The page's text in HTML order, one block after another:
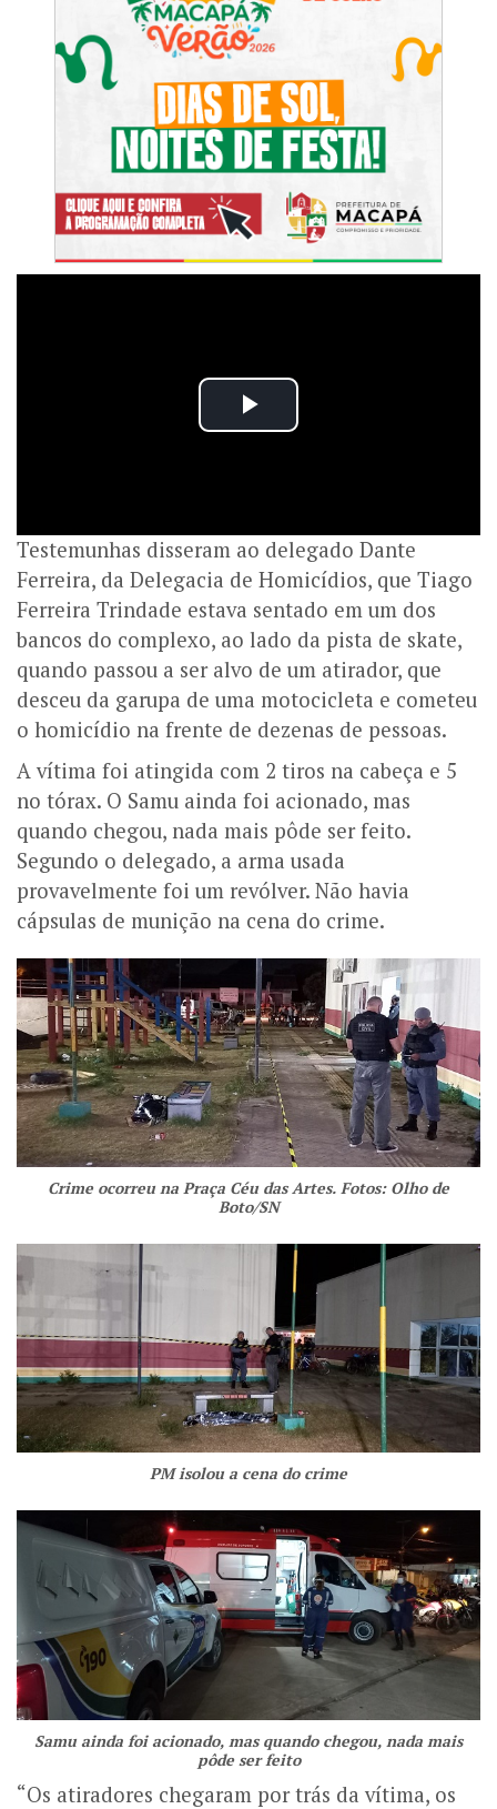
Testemunhas disseram ao delegado Dante
Ferreira, da Delegacia de Homicídios, que Tiago
Ferreira Trindade estava sentado em um dos
bancos do complexo, ao lado da pista de skate,
quando passou a ser alvo de um atirador, que
desceu da garupa de uma motocicleta e cometeu
o homicídio na frente de dezenas de pessoas.
A vítima foi atingida com 2 tiros na cabeça e 5
no tórax. O Samu ainda foi acionado, mas
quando chegou, nada mais pôde ser feito.
Segundo o delegado, a arma usada
provavelmente foi um revólver. Não havia
cápsulas de munição na cena do crime.
Crime ocorreu na Praça Céu das Artes. Fotos: Olho de
Boto/SN
PM isolou a cena do crime
Samu ainda foi acionado, mas quando chegou, nada mais
pôde ser feito
“Os atiradores chegaram por trás da vítima, os